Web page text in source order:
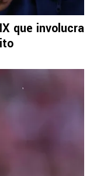
que involucra